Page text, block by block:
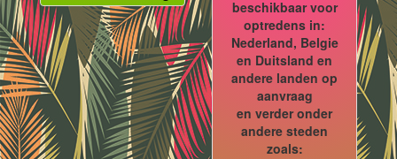
beschikbaar voor
optredens in:
Nederland, Belgie
en Duitsland en
andere landen op
aanvraag
en verder onder
andere steden
zoals: